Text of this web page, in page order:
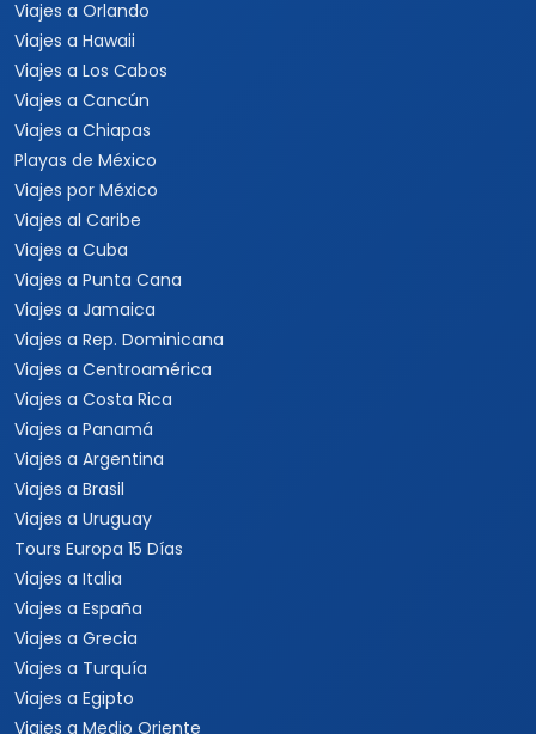
Viajes a Colombia
Viajes a Perú
Viajes a Sudamérica
Viajes a Estados Unidos
Viajes a Nueva York
Viajes a Las Vegas
Viajes a Orlando
Viajes a Hawaii
Viajes a Los Cabos
Viajes a Cancún
Viajes a Chiapas
Playas de México
Viajes por México
Viajes al Caribe
Viajes a Cuba
Viajes a Punta Cana
Viajes a Jamaica
Viajes a Rep. Dominicana
Viajes a Centroamérica
Viajes a Costa Rica
Viajes a Panamá
Viajes a Argentina
Viajes a Brasil
Viajes a Uruguay